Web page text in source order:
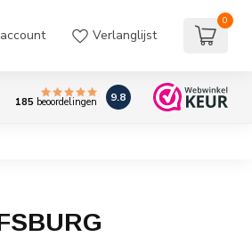
Verlanglijst
0
185 beoordelingen 9.8